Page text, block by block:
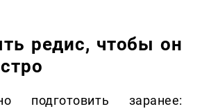
редис, чтобы он
подготовить заранее: